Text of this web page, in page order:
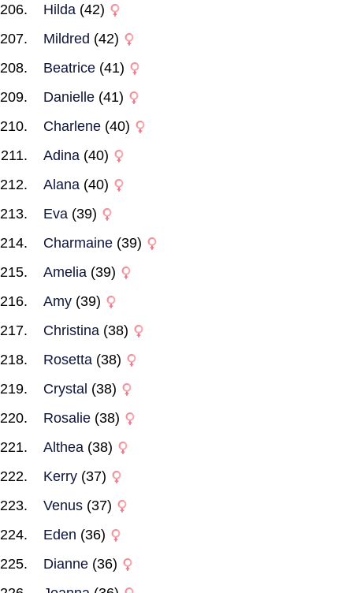
Hilda (42)
Mildred (42)
Beatrice (41)
Danielle (41)
Charlene (40)
Adina (40)
Alana (40)
Eva (39)
Charmaine (39)
Amelia (39)
Amy (39)
Christina (38)
Rosetta (38)
Crystal (38)
Rosalie (38)
Althea (38)
Kerry (37)
Venus (37)
Eden (36)
Dianne (36)